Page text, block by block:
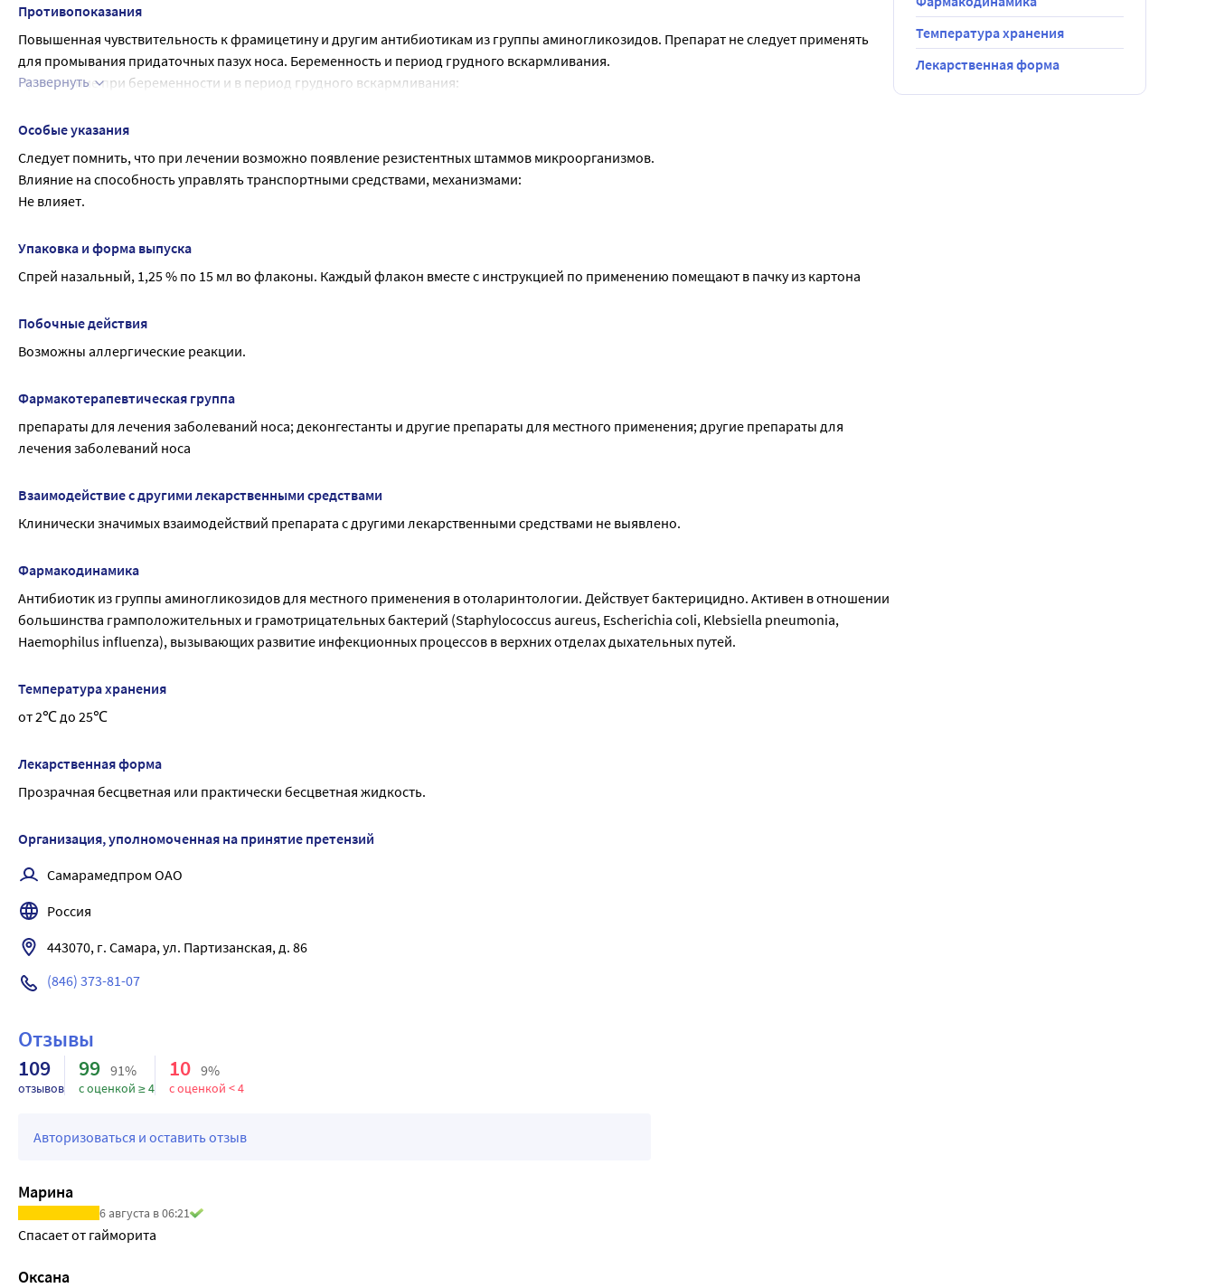
очищенная.
Противопоказания
Повышенная чувствительность к фрамицетину и другим антибиотикам из группы аминогликозидов. Препарат не следует применять
для промывания придаточных пазух носа. Беременность и период грудного вскармливания.
Применение при беременности и в период грудного вскармливания:
Развернуть
Особые указания
Следует помнить, что при лечении возможно появление резистентных штаммов микроорганизмов.
Влияние на способность управлять транспортными средствами, механизмами:
Не влияет.
Упаковка и форма выпуска
Спрей назальный, 1,25 % по 15 мл во флаконы. Каждый флакон вместе с инструкцией по применению помещают в пачку из картона
Побочные действия
Возможны аллергические реакции.
Фармакотерапевтическая группа
препараты для лечения заболеваний носа; деконгестанты и другие препараты для местного применения; другие препараты для
лечения заболеваний носа
Взаимодействие с другими лекарственными средствами
Клинически значимых взаимодействий препарата с другими лекарственными средствами не выявлено.
Фармакодинамика
Антибиотик из группы аминогликозидов для местного применения в отоларинтологии. Действует бактерицидно. Активен в отношении
большинства грамположительных и грамотрицательных бактерий (Staphylococcus aureus, Escherichia coli, Klebsiella pneumonia,
Haemophilus influenza), вызывающих развитие инфекционных процессов в верхних отделах дыхательных путей.
Температура хранения
от 2℃ до 25℃
Лекарственная форма
Прозрачная бесцветная или практически бесцветная жидкость.
Температура хранения
Лекарственная форма
Организация, уполномоченная на принятие претензий
Самарамедпром ОАО
Россия
443070, г. Самара, ул. Партизанская, д. 86
(846) 373-81-07
Отзывы
109
отзывов
99 91%
с оценкой ≥ 4
10 9%
с оценкой < 4
Авторизоваться и оставить отзыв
Марина
6 августа в 06:21
Спасает от гайморита
Оксана